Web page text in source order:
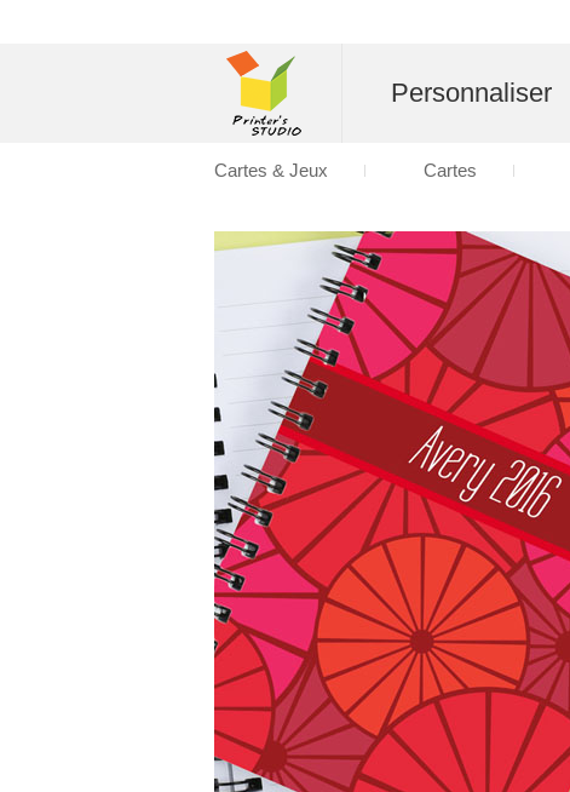
Personnaliser
Cartes & Jeux Cartes